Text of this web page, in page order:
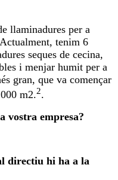
llaminadures per a
tenim 6
seques de cecina,
i menjar humit per a
gran, que va començar
m2.2.
vostra empresa?
directiu hi ha a la